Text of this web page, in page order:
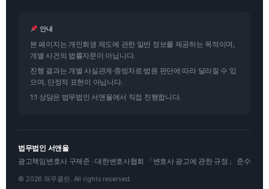
안내
본 페이지는 개인회생 제도에 관한 일반 정보를 제공하는 목적이며,
개별 사건의 법률자문이 아닙니다.
진행 결과는 개별 사실관계·증빙자료·법원 판단에 따라 달라질 수 있
으며, 단정적 표현이 아닙니다.
1:1 상담은 법무법인 서앤율에서 직접 진행합니다.
법무법인 서앤율
광고책임변호사 구제준 · 대한변호사협회 「변호사 광고에 관한 규정」 준수
© 2026 채무클린. All rights reserved.